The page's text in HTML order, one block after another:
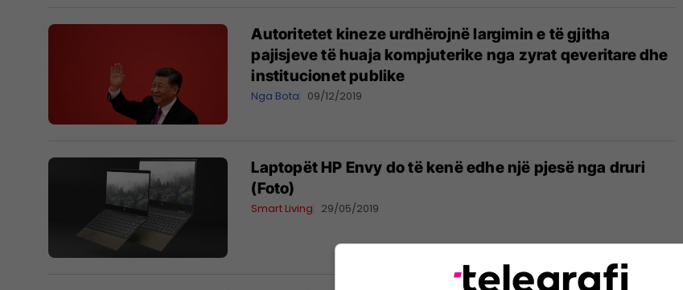
Autoritetet kineze urdhërojnë largimin e të gjitha
pajisjeve të huaja kompjuterike nga zyrat qeveritare dhe
institucionet publike
Nga Bota 09/12/2019
Laptopët HP Envy do të kenë edhe një pjesë nga druri
(Foto)
Smart Living 29/05/2019